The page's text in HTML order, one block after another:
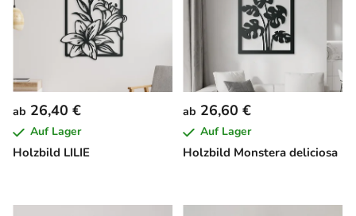
Holzbild LILIE
ab 26,40 €
Auf Lager
Holzbild Monstera deliciosa
ab 26,60 €
Auf Lager